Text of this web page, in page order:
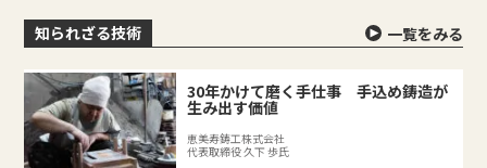
知られざる技術 一覧をみる
30年かけて磨く手仕事 手込め鋳造が
生み出す価値
恵美寿鋳工株式会社
代表取締役 久下 歩氏